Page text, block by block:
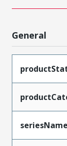
General
seriesName